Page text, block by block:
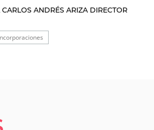
ANDRÉS ARIZA DIRECTOR